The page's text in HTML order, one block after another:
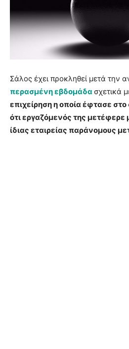
Σάλος έχει προκληθεί μετά την
περασμένη εβδομάδα σχετικά
επιχείρηση η οποία έφτασε στο
ότι εργαζόμενός της μετέφερε
ίδιας εταιρείας παράνομους